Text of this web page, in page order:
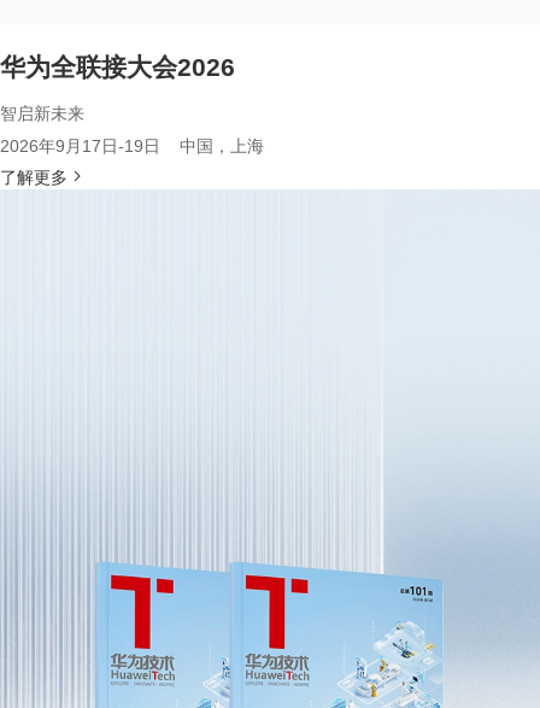
华为全联接大会2026
智启新未来
2026年9月17日-19日 中国，上海
了解更多